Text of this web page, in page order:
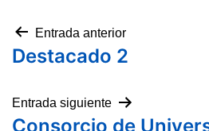
Entrada anterior
Destacado 2
Entrada siguiente
Consorcio de